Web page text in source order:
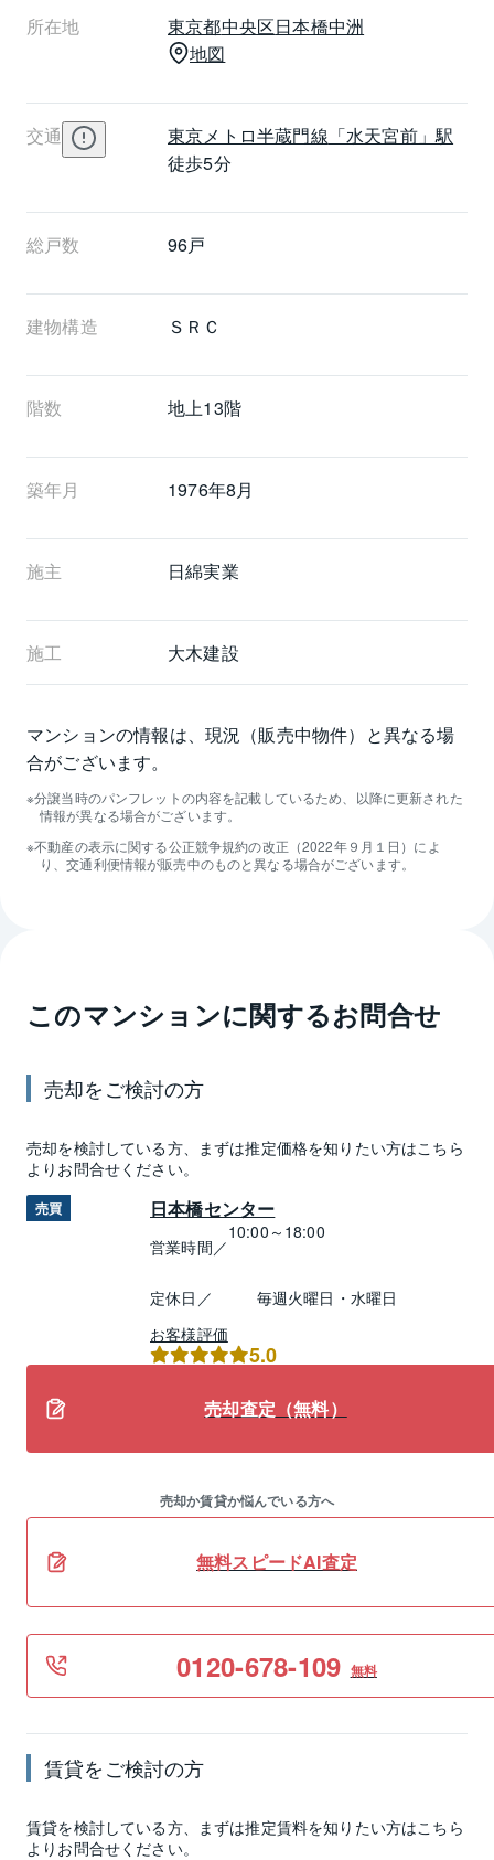
所在地 東京都中央区日本橋中洲
地図
交通 東京メトロ半蔵門線 「水天宮前」駅
徒歩5分
総戸数 96戸
建物構造 ＳＲＣ
階数 地上13階
築年月 1976年8月
施主 日綿実業
施工 大木建設
マンションの情報は、現況（販売中物件）と異なる場
合がございます。
分譲当時のパンフレットの内容を記載しているため、以降に更新された
情報が異なる場合がございます。
不動産の表示に関する公正競争規約の改正（2022年９月１日）によ
り、交通利便情報が販売中のものと異なる場合がございます。
このマンションに関するお問合せ
売却をご検討の方
売却を検討している方、まずは推定価格を知りたい方はこちら
よりお問合せください。
売買 日本橋センター
営業時間／
10:00～18:00
定休日／
毎週火曜日・水曜日
お客様評価
5.0
売却査定（無料）
売却か賃貸か悩んでいる方へ
無料スピードAI査定
0120-678-109 無料
賃貸をご検討の方
賃貸を検討している方、まずは推定賃料を知りたい方はこちら
よりお問合せください。